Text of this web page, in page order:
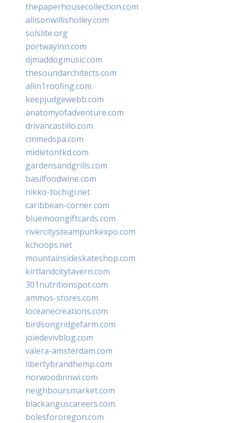
thepaperhousecollection.com
allisonwillisholley.com
solslite.org
portwayinn.com
djmaddogmusic.com
thesoundarchitects.com
allin1roofing.com
keepjudgewebb.com
anatomyofadventure.com
drivancastillo.com
cmmedspa.com
midletontkd.com
gardensandgrills.com
basilfoodwine.com
nikko-tochigi.net
caribbean-corner.com
bluemoongiftcards.com
rivercitysteampunkexpo.com
kchoops.net
mountainsideskateshop.com
kirtlandcitytavern.com
301nutritionspot.com
ammos-stores.com
loceanecreations.com
birdsongridgefarm.com
joiedevivblog.com
valera-amsterdam.com
libertybrandhemp.com
norwoodinnwi.com
neighboursmarket.com
blackanguscareers.com
bolesfororegon.com